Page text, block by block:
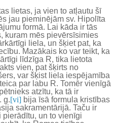
lietas, ja vien to atļautu šī
jau pieminējām sv. Hipolīta
formā. Lai kāda ir tās
kuram mēs pievērsīsimies
liela, un šķiet pat, ka
Mazākais ko var teikt, ka
līdzīga R, tika lietota
vien, pat šķirts no
var šķist liela iespējamība
par labu R. Tomēr vienīgā
atzītu, ka tā ir
g.[vi] bija īsā formula kristības
sakramentārijā. Taču ir
un to vienīgi